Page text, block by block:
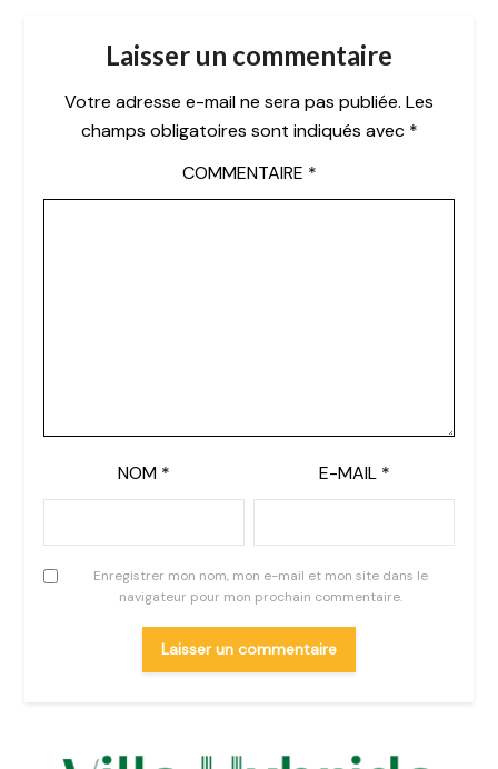
Laisser un commentaire
Votre adresse e-mail ne sera pas publiée. Les
champs obligatoires sont indiqués avec *
COMMENTAIRE *
NOM * E-MAIL *
Enregistrer mon nom, mon e-mail et mon site dans le
navigateur pour mon prochain commentaire.